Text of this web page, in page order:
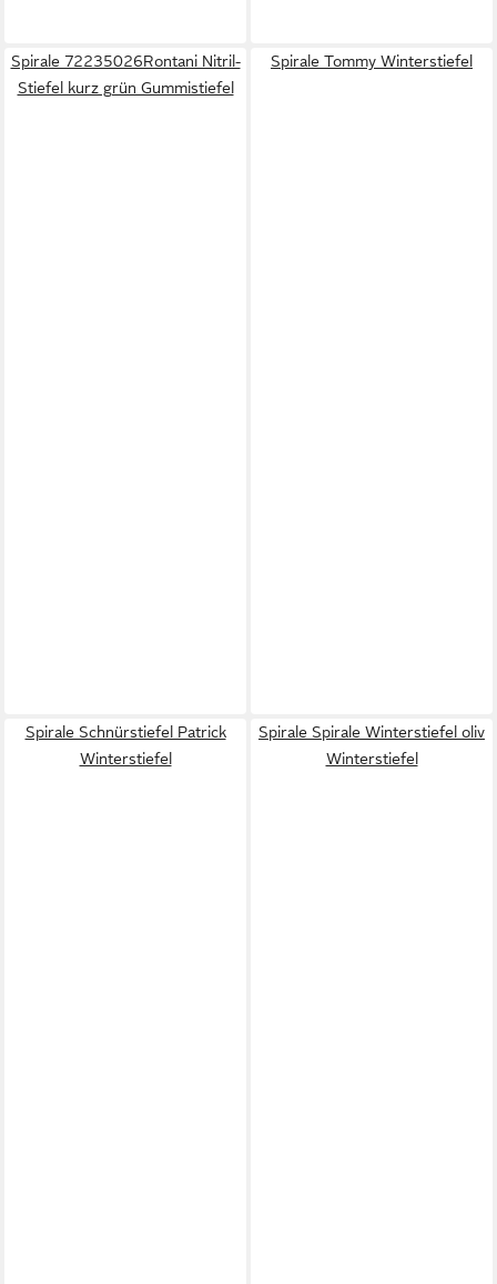
Spirale 72235026Rontani Nitril-
Stiefel kurz grün Gummistiefel
Spirale Tommy Winterstiefel
Spirale Schnürstiefel Patrick
Winterstiefel
Spirale Spirale Winterstiefel oliv
Winterstiefel